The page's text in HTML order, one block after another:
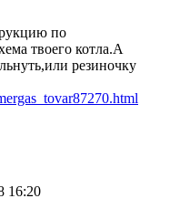
по
твоего котла.А
резиночку
16:20